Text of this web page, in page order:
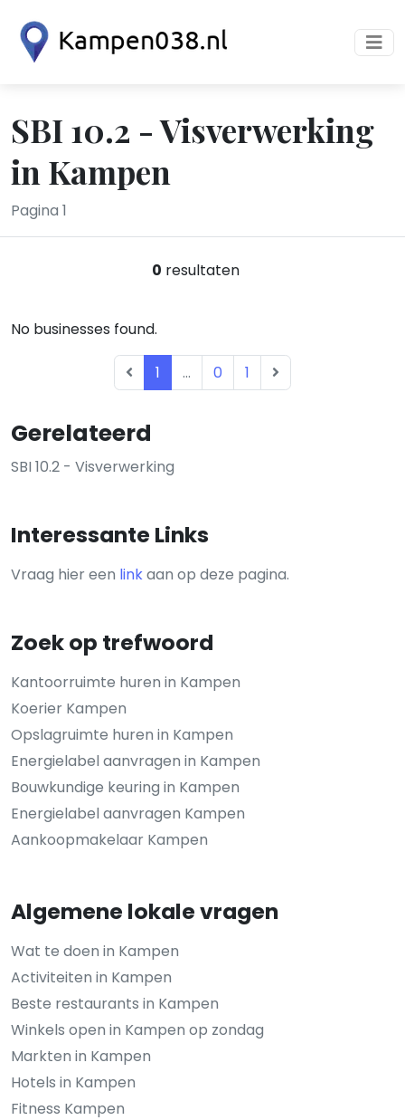
SBI 10.2 - Visverwerking
in Kampen
Pagina 1
Gerelateerd
SBI 10.2 - Visverwerking
Interessante Links
Vraag hier een linkaan op deze pagina.
Zoek op trefwoord
Kantoorruimte huren in Kampen
Koerier Kampen
Opslagruimte huren in Kampen
Energielabel aanvragen in Kampen
Bouwkundige keuring in Kampen
Energielabel aanvragen Kampen
Aankoopmakelaar Kampen
Algemene lokale vragen
Wat te doen in Kampen
Activiteiten in Kampen
Beste restaurants in Kampen
Winkels open in Kampen op zondag
Markten in Kampen
Hotels in Kampen
Fitness Kampen
0 resultaten
No businesses found.
1 ... 0 1